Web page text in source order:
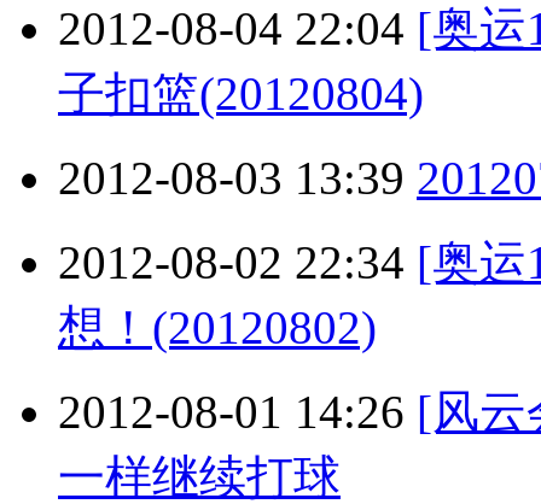
2012-08-04 22:04 [奥运
子扣篮(20120804)
2012-08-03 13:39
2012-08-02 22:34 [奥运
想！(20120802)
2012-08-01 14:26 [风云
一样继续打球